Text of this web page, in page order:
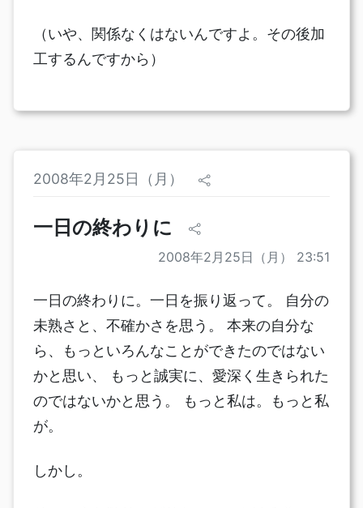
（いや、関係なくはないんですよ。その後加
工するんですから）
2008年2月25日（月）
一日の終わりに
2008年2月25日（月） 23:51
一日の終わりに。一日を振り返って。 自分の
未熟さと、不確かさを思う。 本来の自分な
ら、もっといろんなことができたのではない
かと思い、 もっと誠実に、愛深く生きられた
のではないかと思う。 もっと私は。もっと私
が。
しかし。